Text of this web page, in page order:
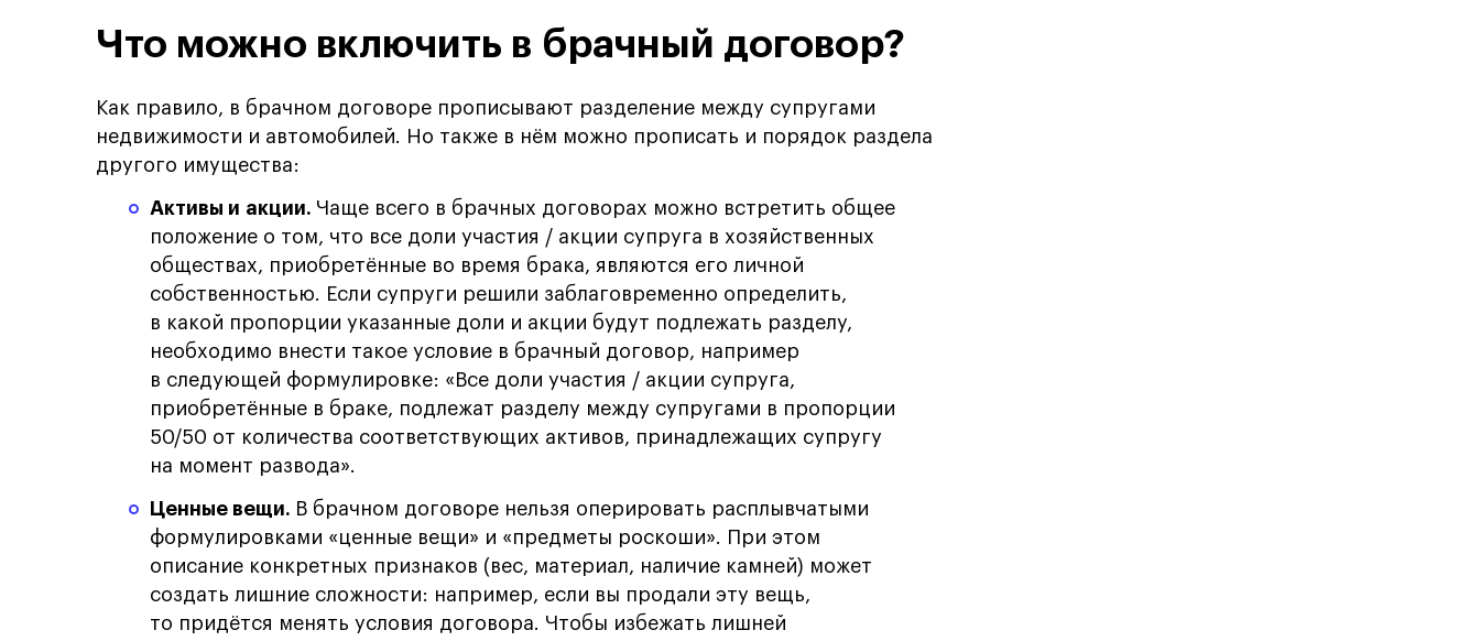
Что можно включить в брачный договор?
Как правило, в брачном договоре прописывают разделение между супругами
недвижимости и автомобилей. Но также в нём можно прописать и порядок раздела
другого имущества:
Активы и акции. Чаще всего в брачных договорах можно встретить общее
положение о том, что все доли участия / акции супруга в хозяйственных
обществах, приобретённые во время брака, являются его личной
собственностью. Если супруги решили заблаговременно определить,
в какой пропорции указанные доли и акции будут подлежать разделу,
необходимо внести такое условие в брачный договор, например
в следующей формулировке: «Все доли участия / акции супруга,
приобретённые в браке, подлежат разделу между супругами в пропорции
50/50 от количества соответствующих активов, принадлежащих супругу
на момент развода».
Ценные вещи. В брачном договоре нельзя оперировать расплывчатыми
формулировками «ценные вещи» и «предметы роскоши». При этом
описание конкретных признаков (вес, материал, наличие камней) может
создать лишние сложности: например, если вы продали эту вещь,
то придётся менять условия договора. Чтобы избежать лишней